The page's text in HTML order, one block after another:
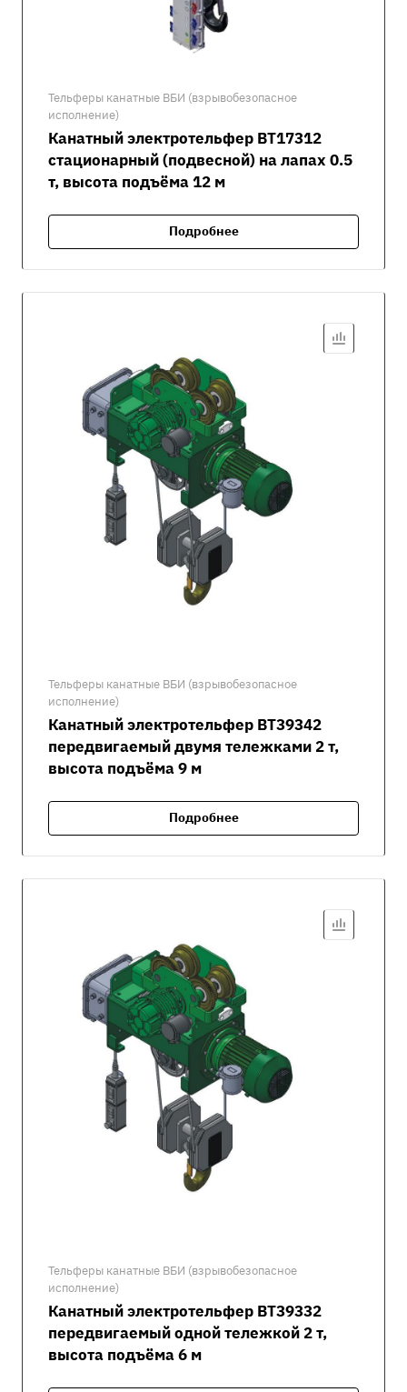
Тельферы канатные ВБИ (взрывобезопасное
исполнение)
Канатный электротельфер ВТ17312
стационарный (подвесной) на лапах 0.5
т, высота подъёма 12 м
Подробнее
Тельферы канатные ВБИ (взрывобезопасное
исполнение)
Канатный электротельфер ВТ39342
передвигаемый двумя тележками 2 т,
высота подъёма 9 м
Подробнее
Тельферы канатные ВБИ (взрывобезопасное
исполнение)
Канатный электротельфер ВТ39332
передвигаемый одной тележкой 2 т,
высота подъёма 6 м